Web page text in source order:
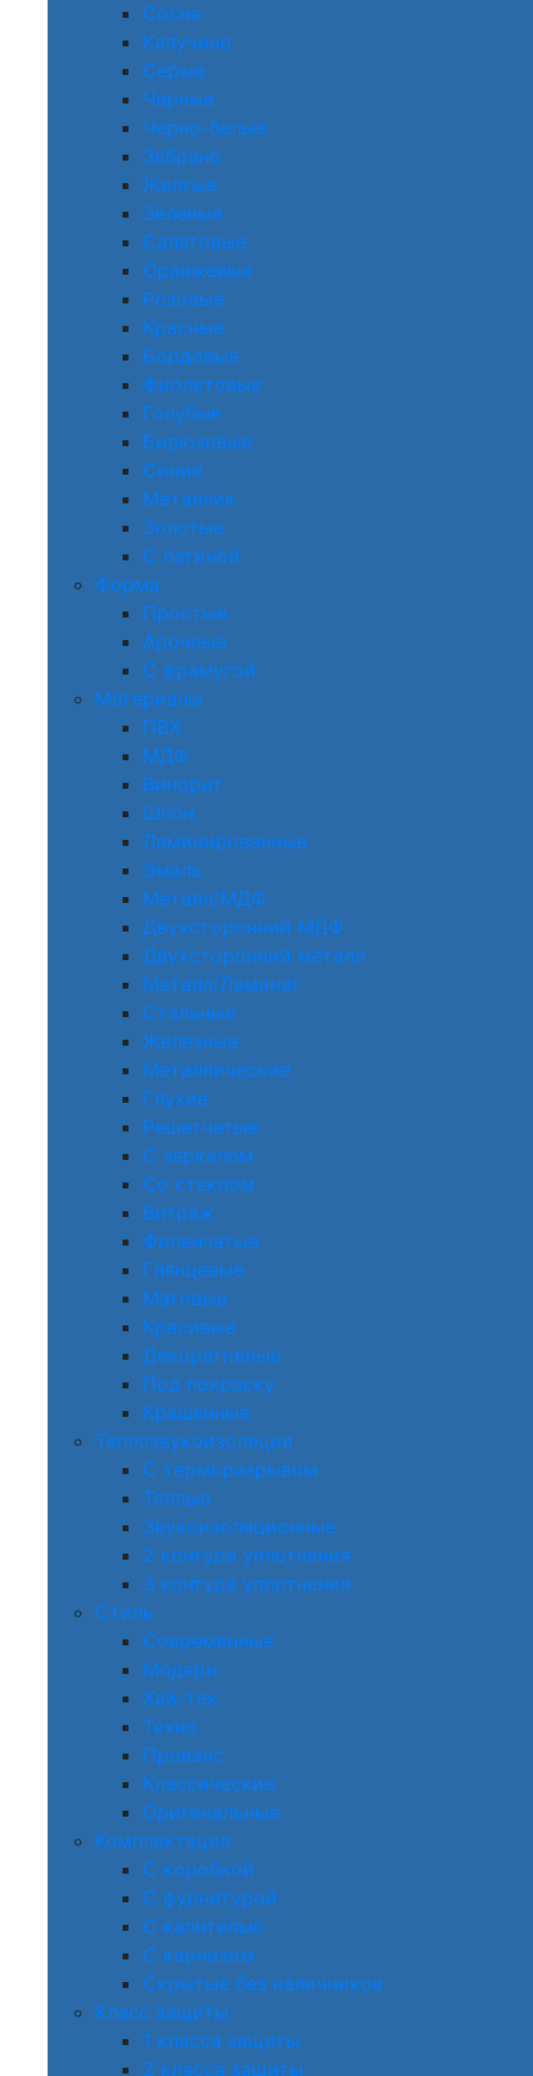
Сосна
Капучино
Серые
Черные
Черно-белые
Зебрано
Желтые
Зеленые
Салатовые
Оранжевые
Розовые
Красные
Бордовые
Фиолетовые
Голубые
Бирюзовые
Синие
Металлик
Золотые
С патиной
Форма
Простые
Арочные
С фрамугой
Материалы
ПВХ
МДФ
Винорит
Шпон
Ламинированные
Эмаль
Металл/МДФ
Двухсторонний МДФ
Двухсторонний металл
Металл/Ламинат
Стальные
Железные
Металлические
Глухие
Решетчатые
С зеркалом
Со стеклом
Витраж
Филенчатые
Глянцевые
Матовые
Красивые
Декоративные
Под покраску
Крашенные
Теплозвукоизоляция
С терморазрывом
Теплые
Звукоизоляционные
2 контура уплотнения
3 контура уплотнения
Стиль
Современные
Модерн
Хай-тек
Техно
Прованс
Классические
Оригинальные
Комплектация
С коробкой
С фурнитурой
С капителью
С карнизом
Скрытые без наличников
Класс защиты
1 класса защиты
2 класса защиты